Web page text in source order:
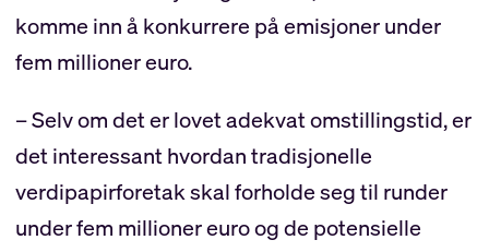
komme inn å konkurrere på emisjoner under
fem millioner euro.
– Selv om det er lovet adekvat omstillingstid, er
det interessant hvordan tradisjonelle
verdipapirforetak skal forholde seg til runder
under fem millioner euro og de potensielle